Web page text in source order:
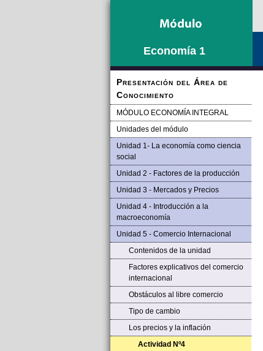
Economía 1
Presentación del Área de
Conocimiento
MÓDULO ECONOMÍA INTEGRAL
Unidades del módulo
Unidad 1- La economía como ciencia
social
Unidad 2 - Factores de la producción
Unidad 3 - Mercados y Precios
Unidad 4 - Introducción a la
macroeconomía
Unidad 5 - Comercio Internacional
Contenidos de la unidad
Factores explicativos del comercio
internacional
Obstáculos al libre comercio
Tipo de cambio
Los precios y la inflación
Actividad Nº4